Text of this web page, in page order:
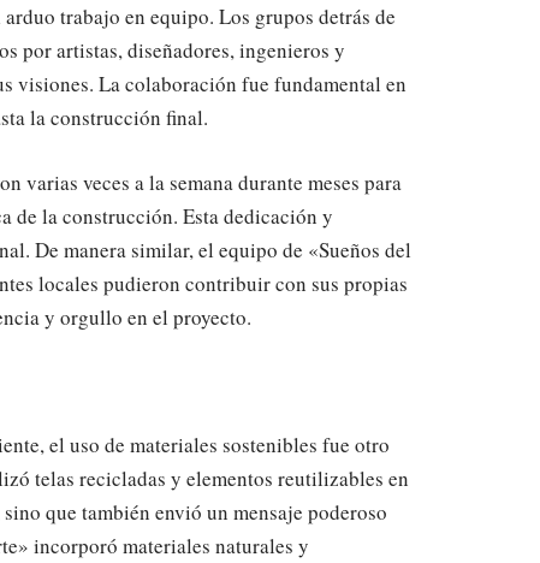
trabajo en equipo. Los grupos detrás de
por artistas, diseñadores, ingenieros y
visiones. La colaboración fue fundamental en
la construcción final.
varias veces a la semana durante meses para
de la construcción. Esta dedicación y
De manera similar, el equipo de «Sueños del
locales pudieron contribuir con sus propias
y orgullo en el proyecto.
el uso de materiales sostenibles fue otro
telas recicladas y elementos reutilizables en
que también envió un mensaje poderoso
incorporó materiales naturales y